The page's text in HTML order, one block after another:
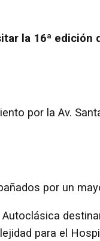
la 16ª edición
por la Av.
por un
para el